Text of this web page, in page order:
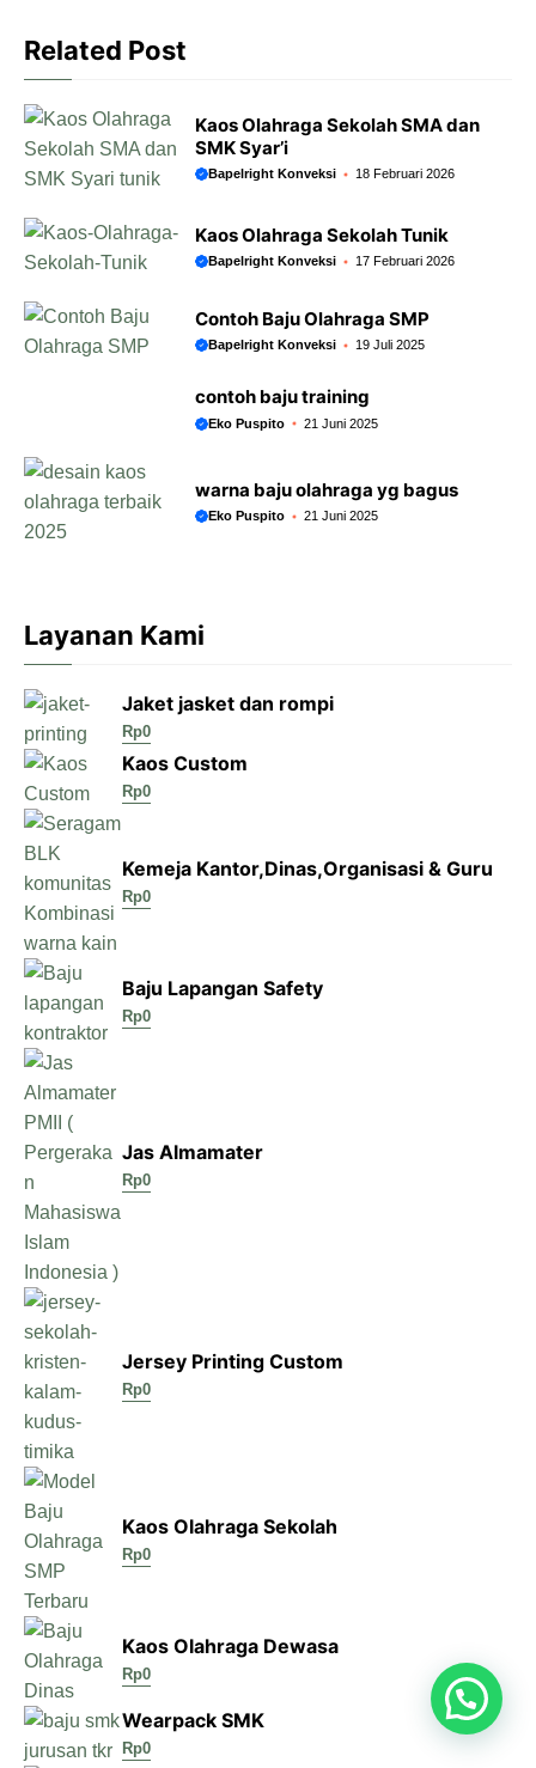
k
p
e
m
Related Post
Kaos Olahraga Sekolah SMA dan
SMK Syar’i
Bapelright Konveksi 18 Februari 2026
Kaos Olahraga Sekolah Tunik
Bapelright Konveksi 17 Februari 2026
Contoh Baju Olahraga SMP
Bapelright Konveksi 19 Juli 2025
contoh baju training
Eko Puspito 21 Juni 2025
warna baju olahraga yg bagus
Eko Puspito 21 Juni 2025
Layanan Kami
Jaket jasket dan rompi
Rp0
Kaos Custom
Rp0
Kemeja Kantor,Dinas,Organisasi & Guru
Rp0
Baju Lapangan Safety
Rp0
Jas Almamater
Rp0
Jersey Printing Custom
Rp0
Kaos Olahraga Sekolah
Rp0
Kaos Olahraga Dewasa
Rp0
Wearpack SMK
Rp0